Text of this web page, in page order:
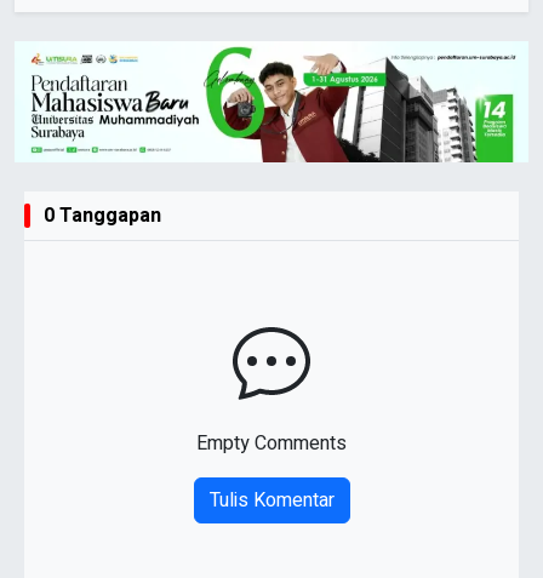
0 Tanggapan
Empty Comments
Tulis Komentar